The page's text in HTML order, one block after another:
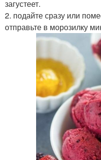
загустеет.
2. подайте сразу или
отправьте в морозилку